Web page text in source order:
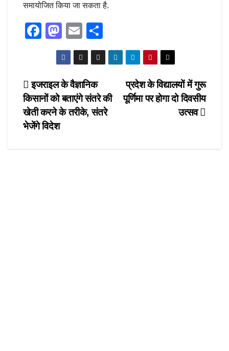
समायोजित किया जा सकता है.
F
e
b
o
o
M
a
st
o
d
o
E
m
ail
h
ar
Post
navigation
प्रदेश के विद्यालयों में गुरू
पूर्णिमा पर होगा दो दिवसीय
उत्सव
इजराइल के वैज्ञानिक
किसानों को बताएंगे संतरे की
खेती करने के तरीके, संतरे
भेजेंगे विदेश